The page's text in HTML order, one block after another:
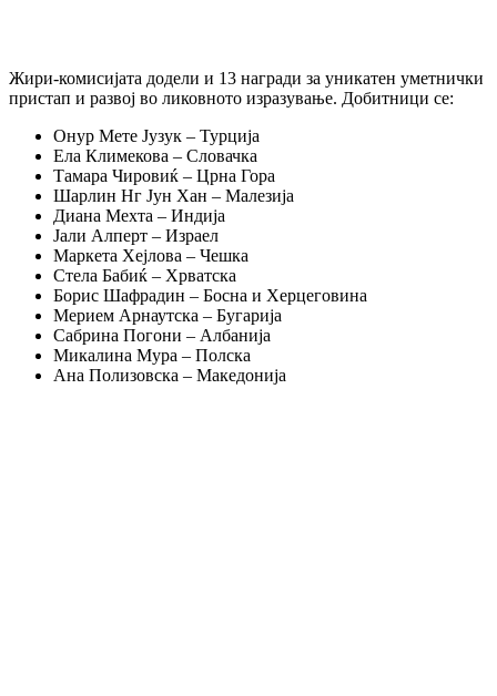
Жири-комисијата додели и 13 награди за уникатен уметнички
пристап и развој во ликовното изразување. Добитници се:
Онур Мете Јузук – Турција
Ела Климекова – Словачка
Тамара Чировиќ – Црна Гора
Шарлин Нг Јун Хан – Малезија
Диана Мехта – Индија
Јали Алперт – Израел
Маркета Хејлова – Чешка
Стела Бабиќ – Хрватска
Борис Шафрадин – Босна и Херцеговина
Мерием Арнаутска – Бугарија
Сабрина Погони – Албанија
Микалина Мура – Полска
Ана Полизовска – Македонија